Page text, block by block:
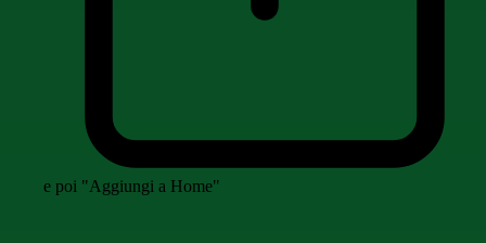
e poi "Aggiungi a Home"